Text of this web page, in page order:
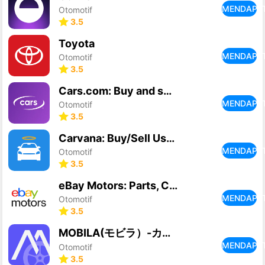
Otomotif
3.5
Toyota
Otomotif
3.5
Cars.com: Buy and sell cars
Otomotif
3.5
Carvana: Buy/Sell Used Cars
Otomotif
3.5
eBay Motors: Parts, Cars, more
Otomotif
3.5
MOBILA(モビラ）-カーライフやお出かけ情報アプリ
Otomotif
3.5